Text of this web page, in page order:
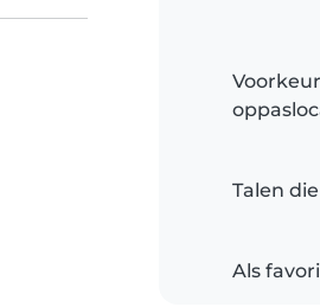
Voorkeur
Talen
Als